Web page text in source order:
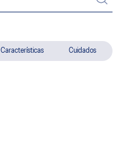
Características Cuidados